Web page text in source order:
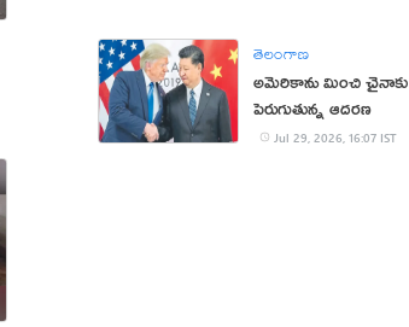
తెలంగాణ
అమెరికాను మించి చైనాకు
పెరుగుతున్న ఆదరణ
Jul 29, 2026, 16:07 IST